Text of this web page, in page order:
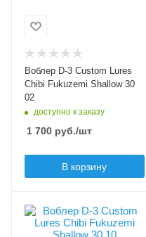
кренк
30
Вес приманки, гр
2.9
Плавучесть
floating (F)
Заглубление max, м
Воблер D-3 Custom Lures
Chibi Fukuzemi Shallow 30
02
доступно к заказу
1 700 руб./шт
В корзину
Цвет приманки
10